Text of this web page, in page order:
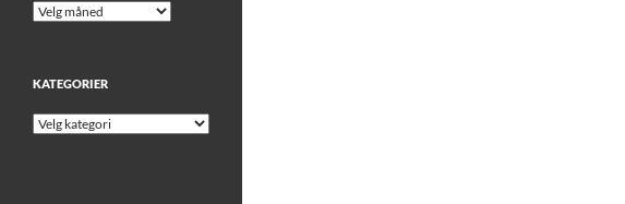
Publiserte
KATEGORIER
Kategorier